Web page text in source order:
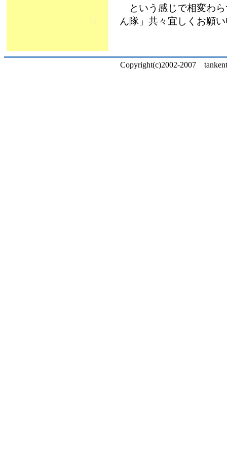
という感じで相変わら
ん隊」共々宜しくお願
Copyright(c)2002-2007